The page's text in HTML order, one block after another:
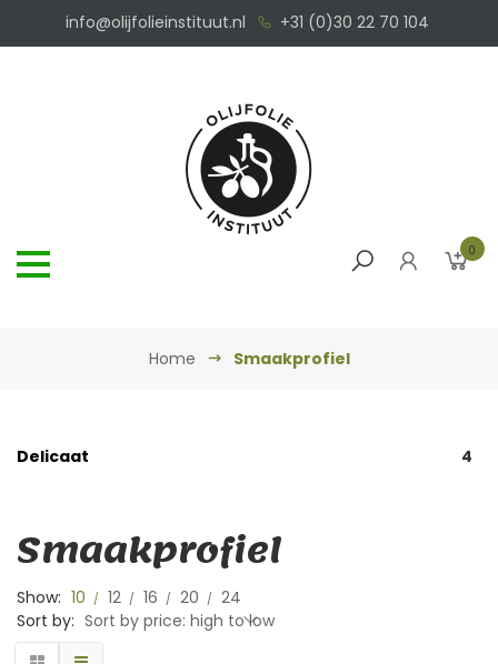
info@olijfolieinstituut.nl +31 (0)30 22 70 104
0
Home Smaakprofiel
Delicaat 4
Smaakprofiel
Show: 10 12 16 20
24
Sort by: Sort by price: high to low